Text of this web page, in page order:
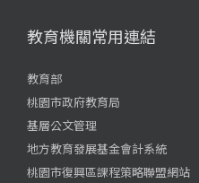
教育機關常用連結
教育部
桃園市政府教育局
基層公文管理
地方教育發展基金會計系統
桃園市復興區課程策略聯盟網站